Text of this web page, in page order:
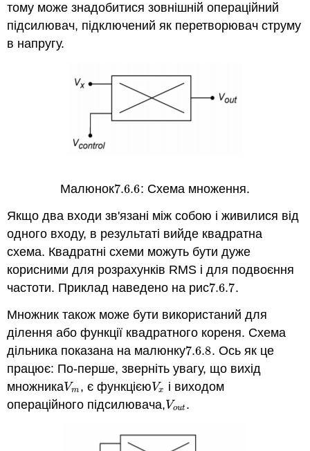
тому може знадобитися зовнішній операційний
підсилювач, підключений як перетворювач струму
в напругу.
Малюнок7.6.6
7.6.6: Схема множення.
Якщо два входи зв'язані між собою і живилися від
одного входу, в результаті вийде квадратна
схема. Квадратні схеми можуть бути дуже
корисними для розрахунків RMS і для подвоєння
частоти. Приклад наведено на рис7.6.7
7.6.7.
Множник також може бути використаний для
ділення або функції квадратного кореня. Схема
дільника показана на малюнку7.6.8
7.6.8. Ось як це
працює: По-перше, зверніть увагу, що вихід
множникаVm
Vm, є функцієюVx
Vx і виходом
операційного підсилювача,Vout
Vout.